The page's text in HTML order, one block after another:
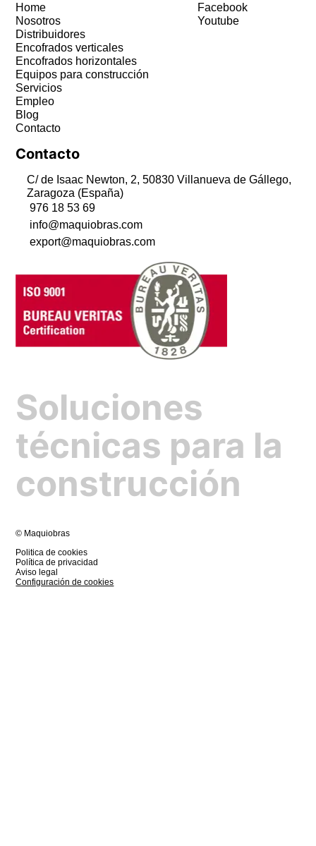
Home
Nosotros
Distribuidores
Encofrados verticales
Encofrados horizontales
Equipos para construcción
Servicios
Empleo
Blog
Contacto
Facebook
Youtube
Contacto
C/ de Isaac Newton, 2, 50830 Villanueva de Gállego,
Zaragoza (España)
976 18 53 69
info@maquiobras.com
export@maquiobras.com
Soluciones
técnicas para la
construcción
© Maquiobras
Politica de cookies
Política de privacidad
Aviso legal
Configuración de cookies